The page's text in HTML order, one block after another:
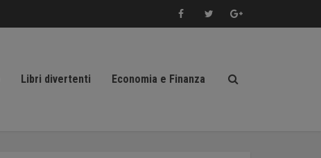
Libri divertenti Economia e Finanza